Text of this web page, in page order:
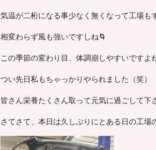
気温が二桁になる事少なく無くなって工場
相変わらず風も強いですしね🌀
この季節の変わり目、体調崩しやすいですよ
つい先日私もちゃっかりやられました（笑）
皆さん栄養たくさん取って元気に過ごして下
さてさて、本日は久しぶりにとある日の工場